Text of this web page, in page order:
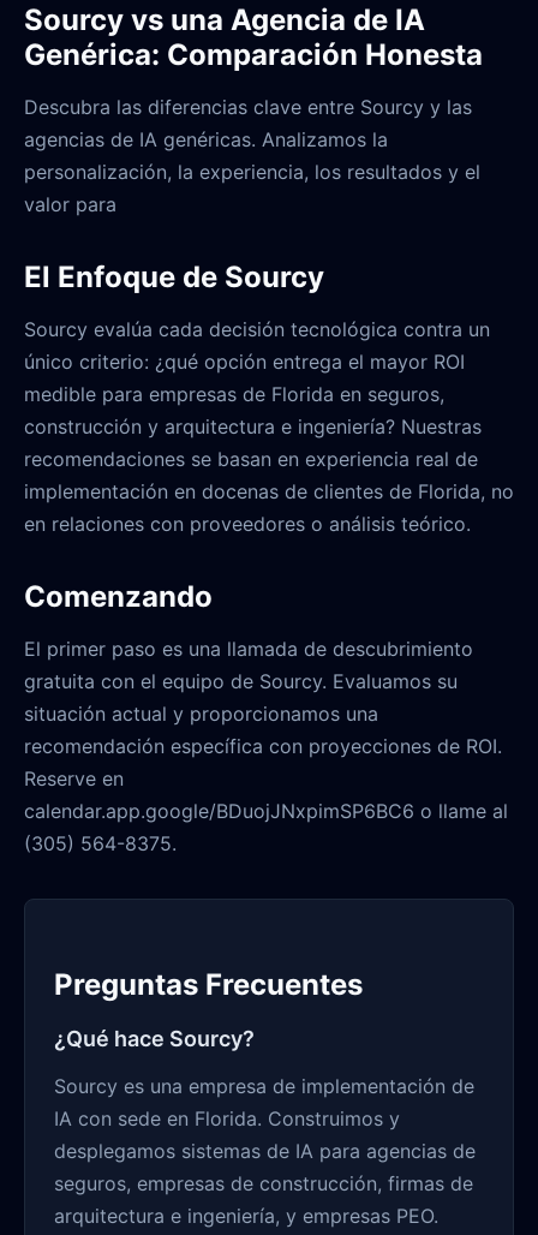
Sourcy vs una Agencia de IA
Genérica: Comparación Honesta
Descubra las diferencias clave entre Sourcy y las
agencias de IA genéricas. Analizamos la
personalización, la experiencia, los resultados y el
valor para
El Enfoque de Sourcy
Sourcy evalúa cada decisión tecnológica contra un
único criterio: ¿qué opción entrega el mayor ROI
medible para empresas de Florida en seguros,
construcción y arquitectura e ingeniería? Nuestras
recomendaciones se basan en experiencia real de
implementación en docenas de clientes de Florida, no
en relaciones con proveedores o análisis teórico.
Comenzando
El primer paso es una llamada de descubrimiento
gratuita con el equipo de Sourcy. Evaluamos su
situación actual y proporcionamos una
recomendación específica con proyecciones de ROI.
Reserve en
calendar.app.google/BDuojJNxpimSP6BC6 o llame al
(305) 564-8375.
Preguntas Frecuentes
¿Qué hace Sourcy?
Sourcy es una empresa de implementación de
IA con sede en Florida. Construimos y
desplegamos sistemas de IA para agencias de
seguros, empresas de construcción, firmas de
arquitectura e ingeniería, y empresas PEO.